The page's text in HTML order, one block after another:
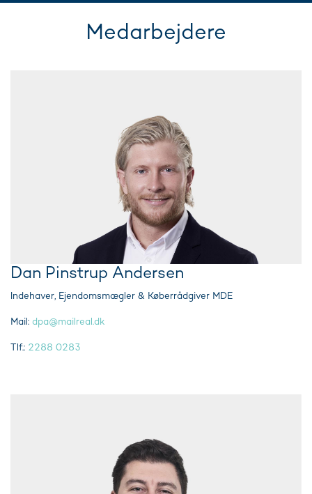
Medarbejdere
Dan Pinstrup Andersen
Indehaver, Ejendomsmægler & Køberrådgiver MDE
Mail: dpa@mailreal.dk
Tlf.: 2288 0283